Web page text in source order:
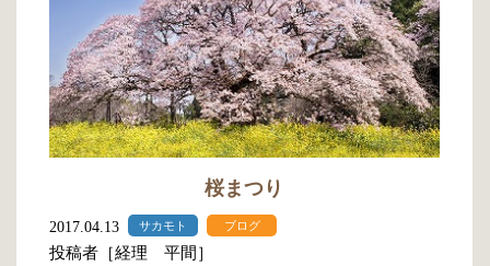
桜まつり
2017.04.13 サカモト ブログ
投稿者［経理 平間］